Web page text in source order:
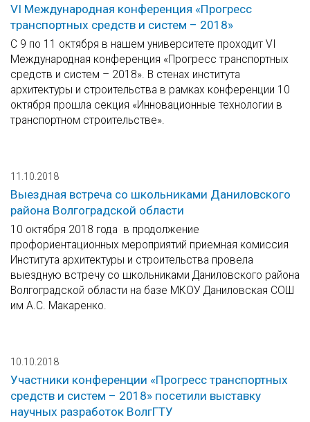
VI Международная конференция «Прогресс
транспортных средств и систем – 2018»
С 9 по 11 октября в нашем университете проходит VI
Международная конференция «Прогресс транспортных
средств и систем – 2018». В стенах института
архитектуры и строительства в рамках конференции 10
октября прошла секция «Инновационные технологии в
транспортном строительстве».
11.10.2018
Выездная встреча со школьниками Даниловского
района Волгоградской области
10 октября 2018 года в продолжение
профориентационных мероприятий приемная комиссия
Института архитектуры и строительства провела
выездную встречу со школьниками Даниловского района
Волгоградской области на базе МКОУ Даниловская СОШ
им А.С. Макаренко.
10.10.2018
Участники конференции «Прогресс транспортных
средств и систем – 2018» посетили выставку
научных разработок ВолгГТУ